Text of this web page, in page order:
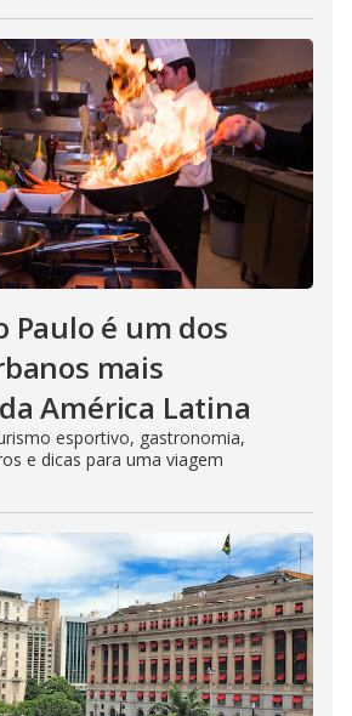
Paulo é um dos
mais
América Latina
esportivo, gastronomia,
e dicas para uma viagem